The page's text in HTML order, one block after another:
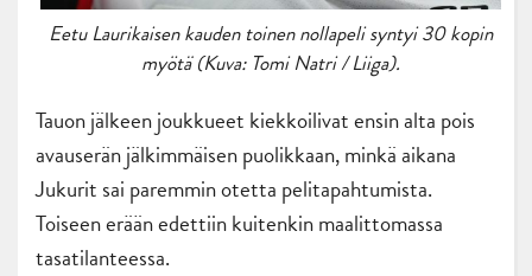
Eetu Laurikaisen kauden toinen nollapeli syntyi 30 kopin
myötä (Kuva: Tomi Natri / Liiga).
Tauon jälkeen joukkueet kiekkoilivat ensin alta pois
avauserän jälkimmäisen puolikkaan, minkä aikana
Jukurit sai paremmin otetta pelitapahtumista.
Toiseen erään edettiin kuitenkin maalittomassa
tasatilanteessa.